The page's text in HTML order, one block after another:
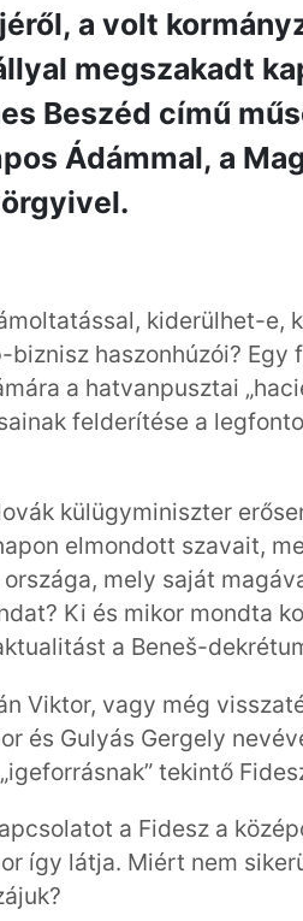
a volt
megszakadt
Beszéd című
Ádámmal, a
kiderülhet-e,
haszonhúzói? Egy
a hatvanpusztai
felderítése a
külügyminiszter
elmondott szavait,
mely saját
Ki és mikor mondta
a Beneš-
Viktor, vagy még
és Gulyás Gergely
tekintő
a Fidesz a
így látja. Miért nem